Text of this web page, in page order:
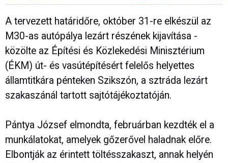
A tervezett határidőre, október 31-re elkészül az
M30-as autópálya lezárt részének kijavítása -
közölte az Építési és Közlekedési Minisztérium
(ÉKM) út- és vasútépítésért felelős helyettes
államtitkára pénteken Szikszón, a sztráda lezárt
szakaszánál tartott sajtótájékoztatóján.
Pántya József elmondta, februárban kezdték el a
munkálatokat, amelyek gőzerővel haladnak előre.
Elbontják az érintett töltésszakaszt, annak helyén